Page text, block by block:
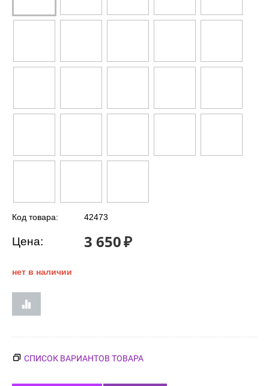
Код товара: 42473
Цена: 3 650₽
нет в наличии
СПИСОК ВАРИАНТОВ ТОВАРА